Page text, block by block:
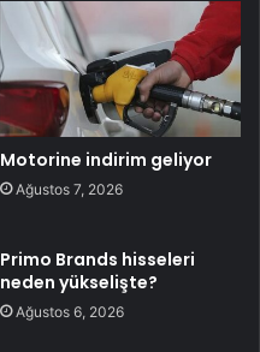
Motorine indirim geliyor
Ağustos 7, 2026
Primo Brands hisseleri
neden yükselişte?
Ağustos 6, 2026